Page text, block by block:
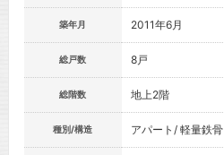
築年月 2011年6月
総戸数 8戸
総階数 地上2階
種別/構造 アパート/ 軽量鉄骨